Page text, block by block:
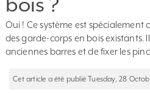
Oui ! Ce système est
des garde-corps en bois existants.
anciennes barres et de fixer les
Cet article a été publié Tuesday, 28